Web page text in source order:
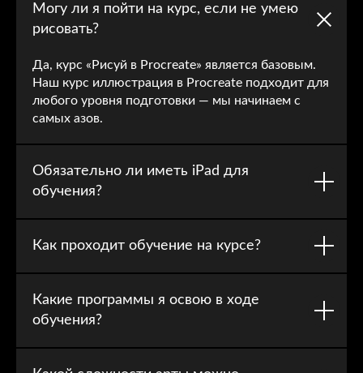
Могу ли я пойти на курс, если не умею
рисовать?
Да, курс «Рисуй в Procreate» является базовым.
Наш курс иллюстрация в Procreate подходит для
любого уровня подготовки — мы начинаем с
самых азов.
Обязательно ли иметь iPad для
обучения?
Как проходит обучение на курсе?
Какие программы я освою в ходе
обучения?